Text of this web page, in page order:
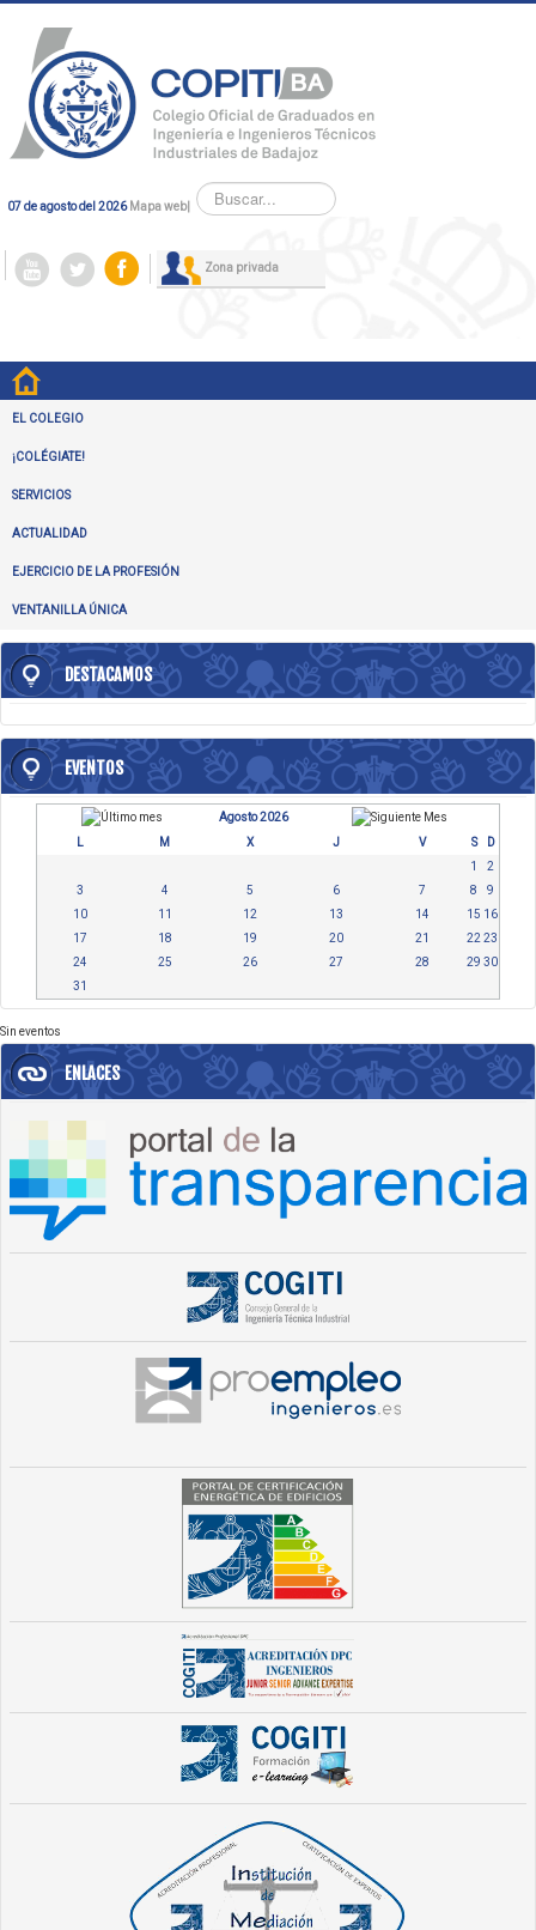
07 de agosto del 2026 Mapa web|
Buscar...
Zona privada
EL COLEGIO
¡COLÉGIATE!
SERVICIOS
ACTUALIDAD
EJERCICIO DE LA PROFESIÓN
VENTANILLA ÚNICA
DESTACAMOS
EVENTOS
Agosto 2026
L
M X J V S
D
1
2
3
4 5 6 7 8
9
10
11 12 13 14 15 16
17
18 19 20 21 22 23
24
25 26 27 28 29 30
31
Sin eventos
ENLACES